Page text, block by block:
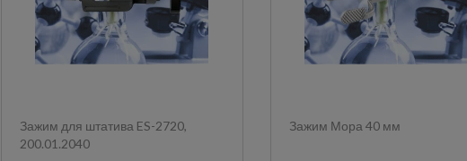
Зажим для штатива ES-2720,
200.01.2040
Зажим Мора 40 мм